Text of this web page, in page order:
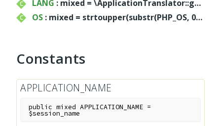
Log
Registry
Validator
Wrapper
Packages
LANG
: mixed = \ApplicationTranslator::getLanguage()
OS
: mixed = strtoupper(substr(PHP_OS, 0, 3))
Constants
APPLICATION_NAME
public mixed APPLICATION_NAME =
$session_name